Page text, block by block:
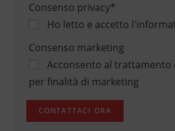
Consenso privacy*
Ho letto e accetto
Consenso marketing
Acconsento al trattamento
per finalità di marketing